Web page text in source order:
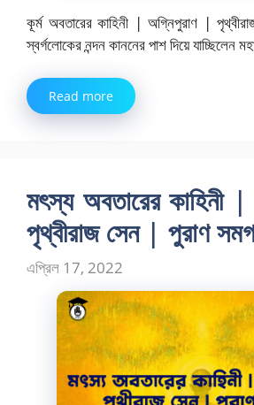
কূর্ম অবতারের কাহিনী | অগ্নিপুরাণ |
স্বর্গলোকের নন্দন কাননের পাশ দিয়ে যাচ্ছিলেন
Read more
মৎস্য অবতারের কাহিনী
পৃথ্বীরাজ সেন | পুরাণ
এপ্রিল 17, 2022